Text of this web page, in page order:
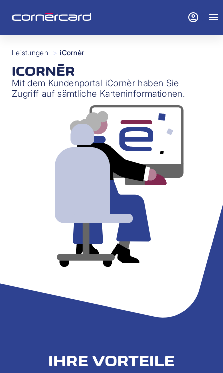
Leistungen > iCornèr
ICORNÈR
Mit dem Kundenportal iCornèr haben Sie
Zugriff auf sämtliche Karteninformationen.
IHRE VORTEILE
account_circle menu